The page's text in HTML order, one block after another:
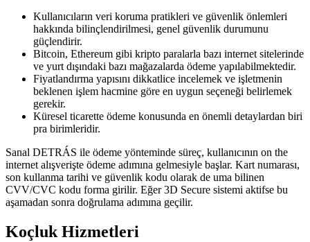
Kullanıcıların veri koruma pratikleri ve güvenlik önlemleri
hakkında bilinçlendirilmesi, genel güvenlik durumunu
güçlendirir.
Bitcoin, Ethereum gibi kripto paralarla bazı internet sitelerinde
ve yurt dışındaki bazı mağazalarda ödeme yapılabilmektedir.
Fiyatlandırma yapısını dikkatlice incelemek ve işletmenin
beklenen işlem hacmine göre en uygun seçeneği belirlemek
gerekir.
Küresel ticarette ödeme konusunda en önemli detaylardan biri
pra birimleridir.
Sanal DETRÁS ile ödeme yönteminde süreç, kullanıcının on the
internet alışverişte ödeme adımına gelmesiyle başlar. Kart numarası,
son kullanma tarihi ve güvenlik kodu olarak de uma bilinen
CVV/CVC kodu forma girilir. Eğer 3D Secure sistemi aktifse bu
aşamadan sonra doğrulama adımına geçilir.
Koçluk Hizmetleri